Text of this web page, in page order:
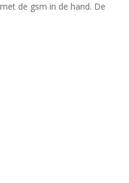
de gsm in de hand. De